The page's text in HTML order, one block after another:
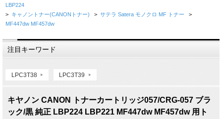
LBP224
> キャノントナー(CANONトナー) > サテラ Satera モノクロ MF トナー >
MF447dw MF457dw
注目キーワード
LPC3T38 LPC3T39
キヤノン CANON トナーカートリッジ057/CRG-057 ブラ
ック/黒 純正 LBP224 LBP221 MF447dw MF457dw 用ト